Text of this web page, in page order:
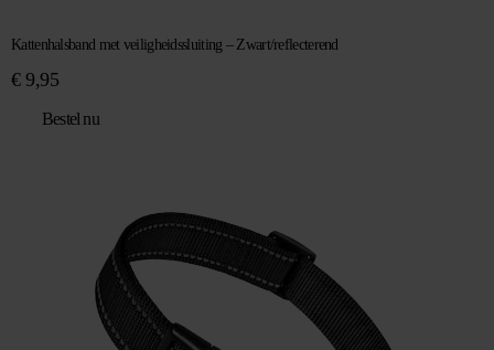
Kattenhalsband met veiligheidssluiting – Zwart/reflecterend
€9,95
Bestel nu